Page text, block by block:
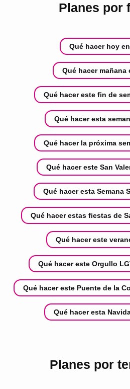
Planes por
Qué hacer hoy
Qué hacer mañana
Qué hacer este fin de
Qué hacer esta
Qué hacer la próxima
Qué hacer este San
Qué hacer esta Semana
Qué hacer estas fiestas de
Qué hacer este
Qué hacer este Orgullo
Qué hacer este Puente de la
Qué hacer esta
Planes por